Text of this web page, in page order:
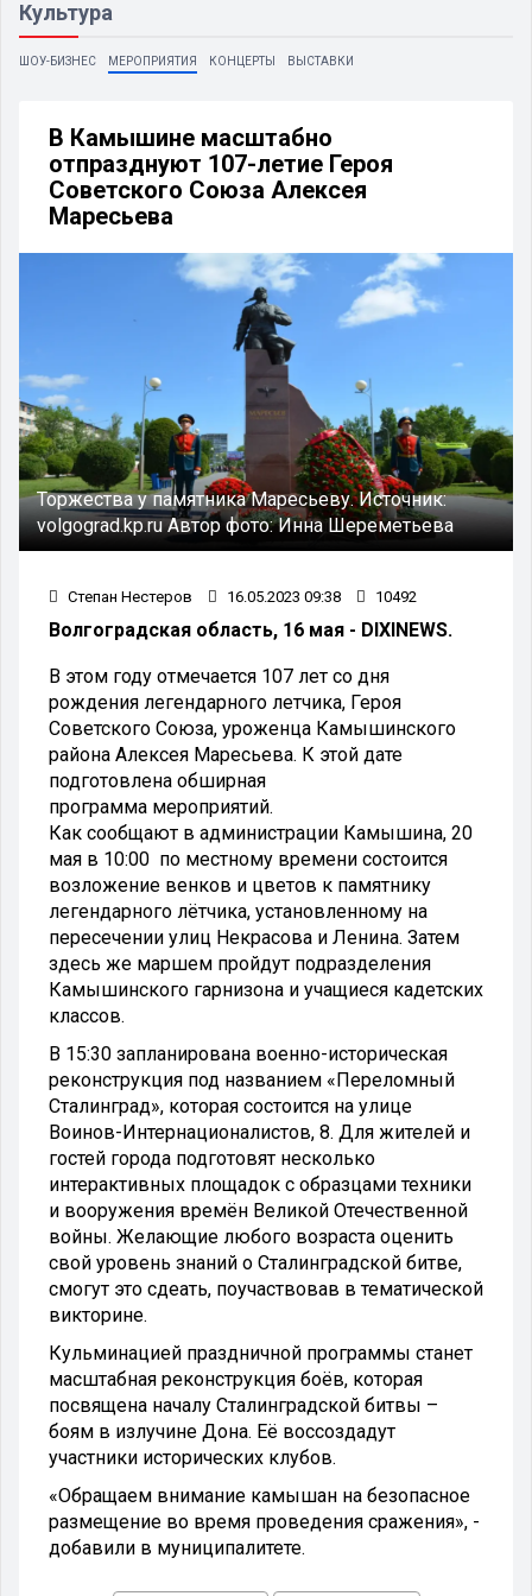
Культура
ШОУ-БИЗНЕС МЕРОПРИЯТИЯ КОНЦЕРТЫ ВЫСТАВКИ
В Камышине масштабно
отпразднуют 107-летие Героя
Советского Союза Алексея
Маресьева
Торжества у памятника Маресьеву.Источник:
volgograd.kp.ruАвтор фото:Инна Шереметьева
Степан Нестеров 16.05.2023 09:38 10492
Волгоградская область, 16 мая - DIXINEWS.
В этом году отмечается 107 лет со дня
рождения легендарного летчика, Героя
Советского Союза, уроженца Камышинского
района Алексея Маресьева. К этой дате
подготовлена обширная
программа мероприятий.
Как сообщают в администрации Камышина, 20
мая в 10:00 по местному времени состоится
возложение венков и цветов к памятнику
легендарного лётчика, установленному на
пересечении улиц Некрасова и Ленина. Затем
здесь же маршем пройдут подразделения
Камышинского гарнизона и учащиеся кадетских
классов.
В 15:30 запланирована военно-историческая
реконструкция под названием «Переломный
Сталинград», которая состоится на улице
Воинов-Интернационалистов, 8. Для жителей и
гостей города подготовят несколько
интерактивных площадок с образцами техники
и вооружения времён Великой Отечественной
войны. Желающие любого возраста оценить
свой уровень знаний о Сталинградской битве,
смогут это сдеать, поучаствовав в тематической
викторине.
Кульминацией праздничной программы станет
масштабная реконструкция боёв, которая
посвящена началу Сталинградской битвы –
боям в излучине Дона. Её воссоздадут
участники исторических клубов.
«Обращаем внимание камышан на безопасное
размещение во время проведения сражения», -
добавили в муниципалитете.